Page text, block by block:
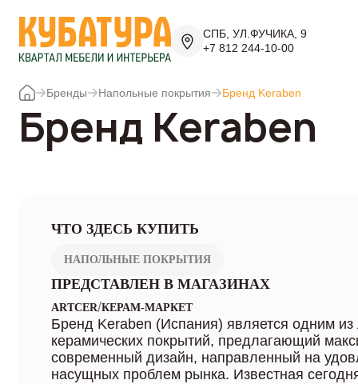
СПБ, УЛ.ФУЧИКА, 9
+7 812 244-10-00
Бренды Напольные покрытия Бренд Keraben
Бренд Keraben
ЧТО ЗДЕСЬ КУПИТЬ
НАПОЛЬНЫЕ ПОКРЫТИЯ
ПРЕДСТАВЛЕН В МАГАЗИНАХ
ARTCER/КЕРАМ-МАРКЕТ
Бренд Keraben (Испания) является одним
керамических покрытий, предлагающий
современный дизайн, направленный на
насущных проблем рынка. Известная